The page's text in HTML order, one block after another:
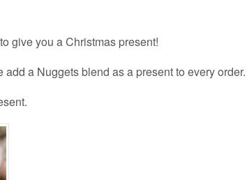
give you a Christmas present!
a Nuggets blend as a present to every